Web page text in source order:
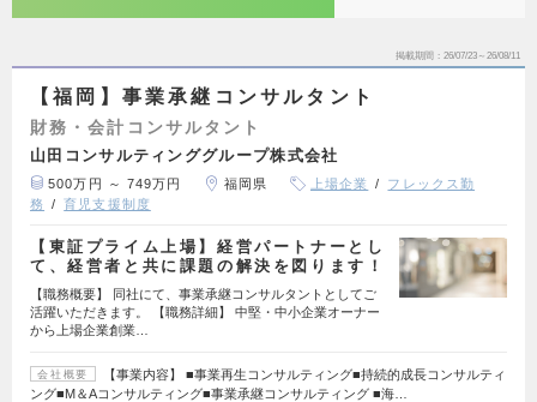
掲載期間 26/07/23～26/08/11
【福岡】事業承継コンサルタント
財務・会計コンサルタント
山田コンサルティンググループ株式会社
500万円 ～ 749万円 福岡県 上場企業
フレックス勤
務
育児支援制度
【東証プライム上場】経営パートナーとし
て、経営者と共に課題の解決を図ります！
【職務概要】 同社にて、事業承継コンサルタントとしてご
活躍いただきます。 【職務詳細】 中堅・中小企業オーナー
から上場企業創業…
会社概要
【事業内容】 ■事業再生コンサルティング■持続的成長コンサルティ
ング■M＆Aコンサルティング■事業承継コンサルティング ■海…